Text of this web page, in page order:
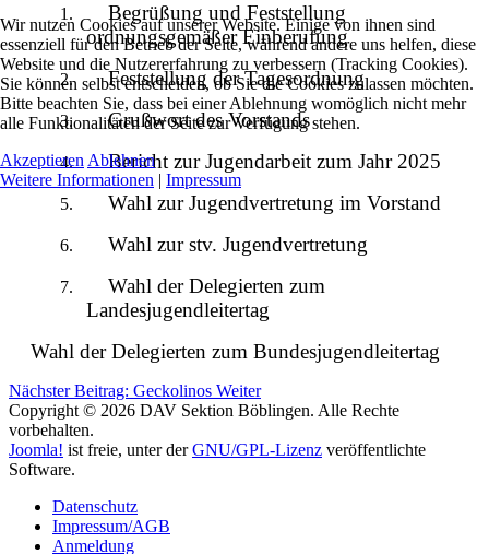
1.
Begrüßung und Feststellung
ordnungsgemäßer Einberufung
2. Feststellung der Tagesordnung
3. Grußwort des Vorstands
4. Bericht zur Jugendarbeit zum Jahr 2025
5. Wahl zur Jugendvertretung im Vorstand
6. Wahl zur stv. Jugendvertretung
7.
Wahl der Delegierten zum
Landesjugendleitertag
Wahl der Delegierten zum Bundesjugendleitertag
Nächster Beitrag: Geckolinos Weiter
Copyright © 2026 DAV Sektion Böblingen. Alle Rechte
vorbehalten.
Joomla! ist freie, unter derGNU/GPL-Lizenz veröffentlichte
Software.
Datenschutz
Impressum/AGB
Anmeldung
Wir nutzen Cookies auf unserer Website. Einige von ihnen sind
essenziell für den Betrieb der Seite, während andere uns helfen, diese
Website und die Nutzererfahrung zu verbessern (Tracking Cookies).
Sie können selbst entscheiden, ob Sie die Cookies zulassen möchten.
Bitte beachten Sie, dass bei einer Ablehnung womöglich nicht mehr
alle Funktionalitäten der Seite zur Verfügung stehen.
Akzeptieren Ablehnen
Weitere Informationen | Impressum